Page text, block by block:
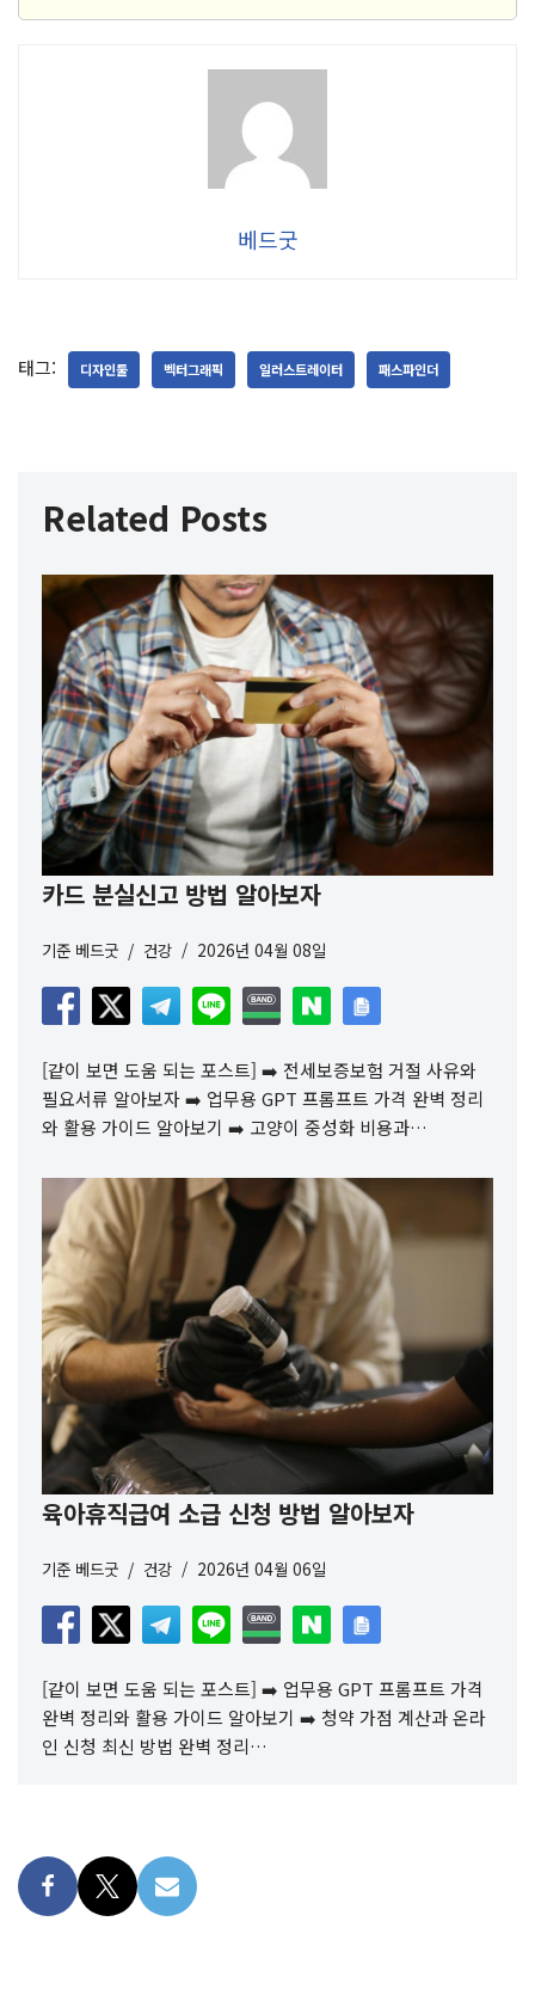
베드굿
태그: 디자인툴 벡터그래픽 일러스트레이터 패스파인더
Related Posts
카드 분실신고 방법 알아보자
기준 베드굿 건강 2026년 04월 08일
[같이 보면 도움 되는 포스트] ➡️ 전세보증보험 거절 사유와
필요서류 알아보자 ➡️ 업무용 GPT 프롬프트 가격 완벽 정리
와 활용 가이드 알아보기 ➡️ 고양이 중성화 비용과…
육아휴직급여 소급 신청 방법 알아보자
기준 베드굿 건강 2026년 04월 06일
[같이 보면 도움 되는 포스트] ➡️ 업무용 GPT 프롬프트 가격
완벽 정리와 활용 가이드 알아보기 ➡️ 청약 가점 계산과 온라
인 신청 최신 방법 완벽 정리…